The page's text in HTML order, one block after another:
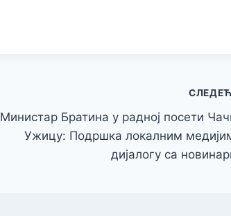
Министар Братина у радној посети
Ужицу: Подршка локалним
дијалогу са